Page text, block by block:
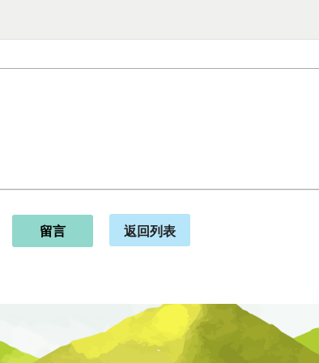
留言 返回列表